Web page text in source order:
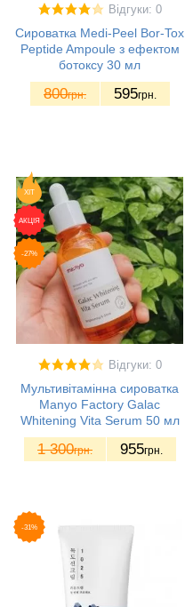
Відгуки: 0
Сироватка Medi-Peel Bor-Tox
Peptide Ampoule з ефектом
ботоксу 30 мл
800грн. 595грн.
ХІТ
АКЦІЯ
-27%
Відгуки: 0
Мультивітамінна сироватка
Manyo Factory Galac
Whitening Vita Serum 50 мл
1 300грн. 955грн.
-31%